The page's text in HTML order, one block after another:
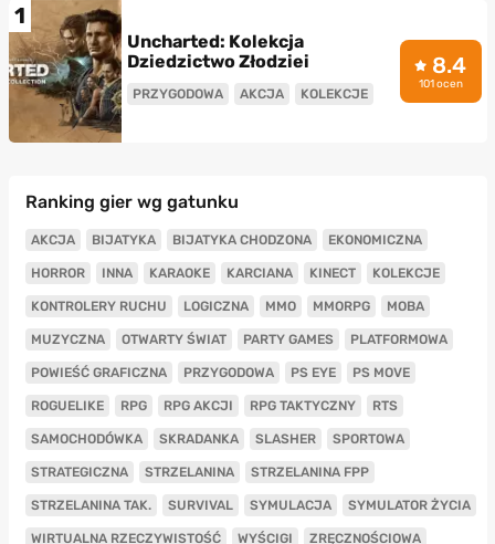
1
Uncharted: Kolekcja
Dziedzictwo Złodziei
PRZYGODOWA AKCJA KOLEKCJE
8.4
101 ocen
Ranking gier wg gatunku
AKCJA BIJATYKA BIJATYKA CHODZONA EKONOMICZNA
HORROR INNA KARAOKE KARCIANA KINECT KOLEKCJE
KONTROLERY RUCHU LOGICZNA MMO MMORPG MOBA
MUZYCZNA OTWARTY ŚWIAT PARTY GAMES PLATFORMOWA
POWIEŚĆ GRAFICZNA PRZYGODOWA PS EYE PS MOVE
ROGUELIKE RPG RPG AKCJI RPG TAKTYCZNY RTS
SAMOCHODÓWKA SKRADANKA SLASHER SPORTOWA
STRATEGICZNA STRZELANINA STRZELANINA FPP
STRZELANINA TAK. SURVIVAL SYMULACJA SYMULATOR ŻYCIA
WIRTUALNA RZECZYWISTOŚĆ WYŚCIGI ZRĘCZNOŚCIOWA